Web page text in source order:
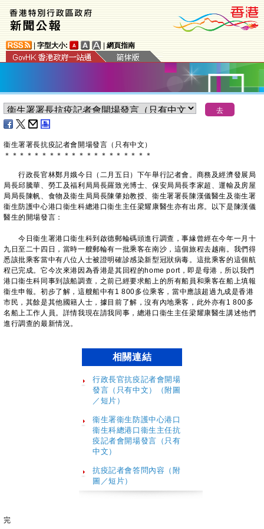
字型大小: 網頁指南
衞生署署長抗疫記者會開場發言（只有中文）
＊ ＊ ＊ ＊ ＊ ＊ ＊ ＊ ＊ ＊ ＊ ＊ ＊ ＊ ＊ ＊ ＊ ＊ ＊ ＊
行政長官林鄭月娥今日（二月五日）下午舉行記者會。商務及經濟發展局
局長邱騰華、勞工及福利局局長羅致光博士、保安局局長李家超、運輸及房屋
局局長陳帆、食物及衞生局局長陳肇始教授、衞生署署長陳漢儀醫生及衞生署
衞生防護中心港口衞生科總港口衞生主任梁耀康醫生亦有出席。以下是陳漢儀
醫生的開場發言：
今日衞生署港口衞生科到啟德郵輪碼頭進行調查，事緣曾經在今年一月十
九日至二十四日，當時一艘郵輪有一批乘客在南沙，這個旅程去越南。我們得
悉該批乘客當中有八位人士被證明確診感染新型冠狀病毒。這批乘客的這個航
程已完成。它今次來港因為香港是其回程的home port，即是母港，所以我們
港口衞生科同事到該船調查，之前已經要求船上的所有船員和乘客在船上填報
衞生申報。初步了解，這艘船中有1 800多位乘客，當中應該超過九成是香港
市民，其餘是其他國籍人士，據目前了解，沒有內地乘客，此外亦有1 800多
名船上工作人員。詳情我現在請我同事，總港口衞生主任梁耀康醫生講述他們
進行調查的最新情況。
相關連結
行政長官抗疫記者會開場
發言（只有中文）（附圖
／短片）
衞生署衞生防護中心港口
衞生科總港口衞生主任抗
疫記者會開場發言（只有
中文）
抗疫記者會答問內容 （附
圖／短片）
完